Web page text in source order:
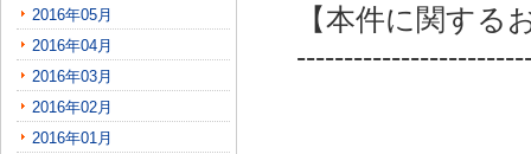
2016年05月
2016年04月
2016年03月
2016年02月
2016年01月
【本件に関する